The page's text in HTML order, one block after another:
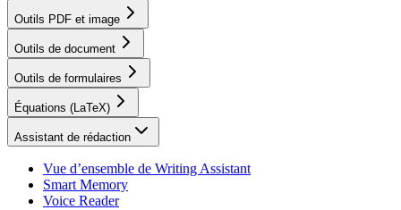
Outils PDF et image
Outils de document
Outils de formulaires
Équations (LaTeX)
Assistant de rédaction
Vue d’ensemble de Writing Assistant
Smart Memory
Voice Reader